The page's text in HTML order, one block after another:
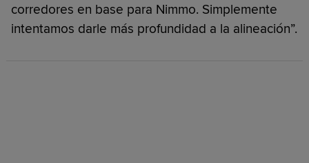
corredores en base para Nimmo. Simplemente
intentamos darle más profundidad a la alineación”.